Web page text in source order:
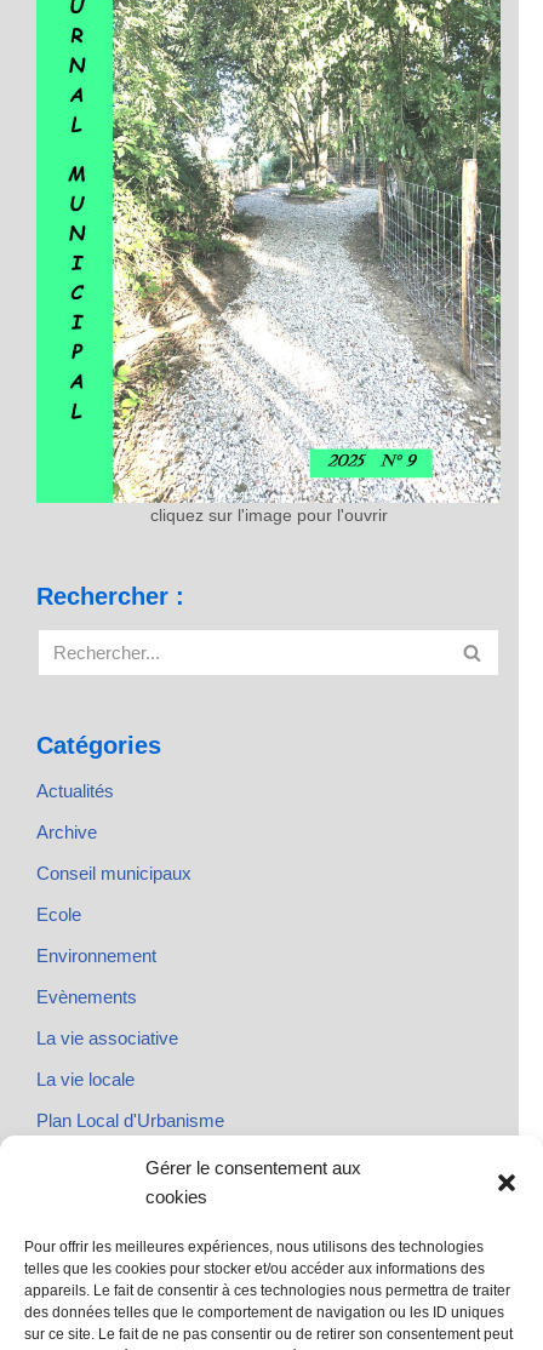
Gérer le consentement aux
cookies
Pour offrir les meilleures expériences, nous utilisons des technologies
telles que les cookies pour stocker et/ou accéder aux informations des
appareils. Le fait de consentir à ces technologies nous permettra de traiter
des données telles que le comportement de navigation ou les ID uniques
sur ce site. Le fait de ne pas consentir ou de retirer son consentement peut
cliquez sur l'image pour l'ouvrir
Rechercher :
Catégories
Actualités
Archive
Conseil municipaux
Ecole
Environnement
Evènements
La vie associative
La vie locale
Plan Local d'Urbanisme
@ Sainte Marie des Champs